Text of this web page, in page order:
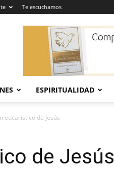
Te escuchamos
ESPIRITUALIDAD
eucarístico de Jesús
de Jesús